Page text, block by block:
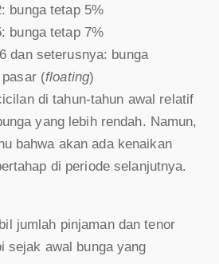
bunga tetap 5%
bunga tetap 7%
dan seterusnya: bunga
(floating)
di tahun-tahun awal relatif
yang lebih rendah. Namun,
bahwa akan ada kenaikan
di periode selanjutnya.
jumlah pinjaman dan tenor
sejak awal bunga yang